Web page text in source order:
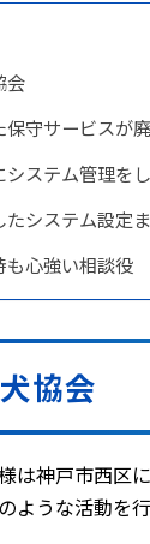
会
保守サービスが
システム管理を
たシステム設定
も心強い相談役
協会
は神戸市西区
ような活動を行